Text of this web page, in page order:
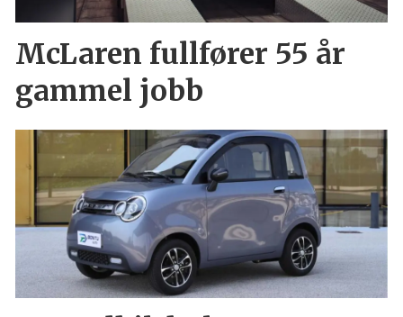
McLaren fullfører 55 år
gammel jobb